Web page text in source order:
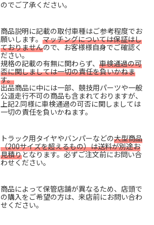
のでご了承ください。
商品説明に記載の取付車種はご参考程度でお
願いします。 マッチングについては保証はし
ておりませんので、お客様様自身でご確認く
ださい。
規格の記載の有無に関わらず、 車検通過の可
否に関しましては一切の責任を負いかねま
す。
出品商品に中には一部、競技用パーツや一般
公道走行不可の商品も含まれておりますが、
上記2.同様に車検通過の可否に関しましては
一切の責任を負いかねます。
トラック用タイヤやバンパーなどの大型商品
（200サイズを超えるもの）は送料が別途お
見積りとなります。必ずご注文前にお問い合
わせください。
商品によって保管店舗が異なるため、店頭で
の購入をご希望の方は、来店前にお問い合わ
せください。